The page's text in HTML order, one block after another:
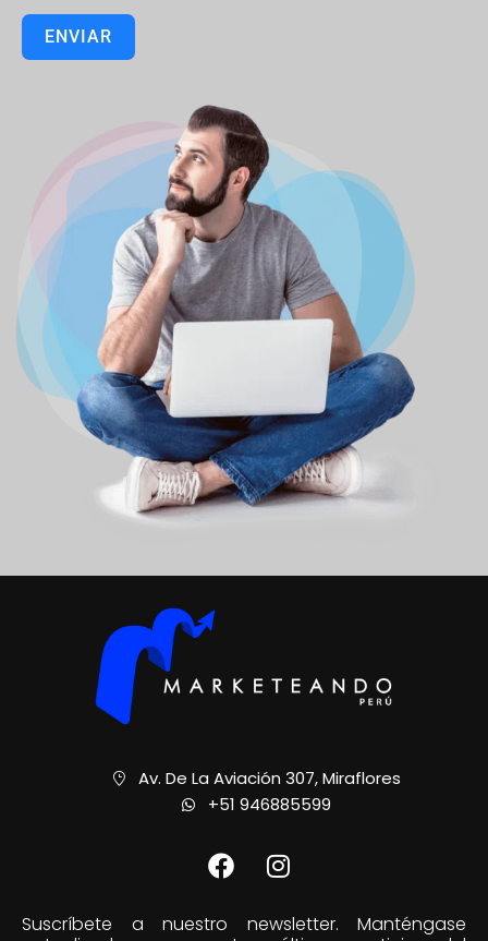
ENVIAR
Av. De La Aviación 307, Miraflores
+51 946885599
Suscríbete a nuestro newsletter. Manténgase